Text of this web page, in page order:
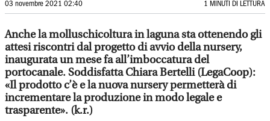
03 novembre 2021 02:40 1 MINUTI DI LETTURA
Anche la molluschicoltura in laguna sta ottenendo gli
attesi riscontri dal progetto di avvio della nursery,
inaugurata un mese fa all’imboccatura del
portocanale. Soddisfatta Chiara Bertelli (LegaCoop):
«Il prodotto c’è e la nuova nursery permetterà di
incrementare la produzione in modo legale e
trasparente». (k.r.)